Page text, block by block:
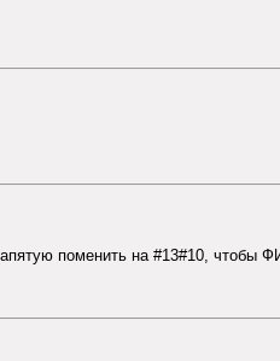
поменить на #13#10, чтобы